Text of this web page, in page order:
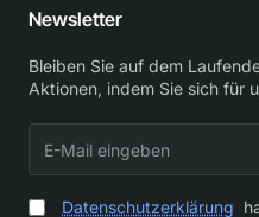
Newsletter
Bleiben Sie auf dem
Aktionen, indem Sie sich für
Mail
eingeben
Datenschutzerklärung